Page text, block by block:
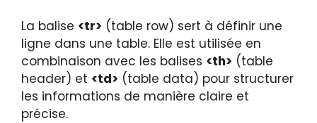
La balise <tr> (table row) sert à définir une
ligne dans une table. Elle est utilisée en
combinaison avec les balises <th> (table
header) et <td> (table data) pour structurer
les informations de manière claire et
précise.